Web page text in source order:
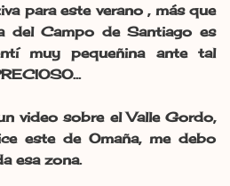
para este verano , más que
del Campo de Santiago es
muy pequeñina ante tal
video sobre el Valle Gordo,
este de Omaña, me debo
esa zona.